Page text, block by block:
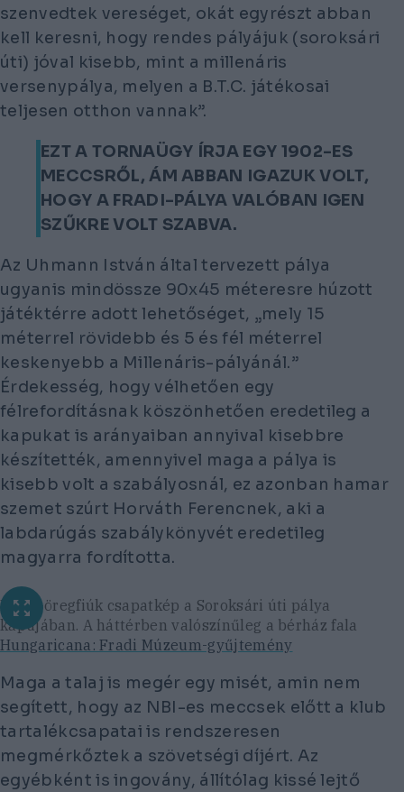
szenvedtek vereséget, okát egyrészt abban
kell keresni, hogy rendes pályájuk (soroksári
úti) jóval kisebb, mint a millenáris
versenypálya, melyen a B.T.C. játékosai
teljesen otthon vannak”.
EZT A TORNAÜGY ÍRJA EGY 1902-ES
MECCSRŐL, ÁM ABBAN IGAZUK VOLT,
HOGY A FRADI-PÁLYA VALÓBAN IGEN
SZŰKRE VOLT SZABVA.
Az Uhmann István által tervezett pálya
ugyanis mindössze 90x45 méteresre húzott
játéktérre adott lehetőséget, „mely 15
méterrel rövidebb és 5 és fél méterrel
keskenyebb a Millenáris-pályánál.”
Érdekesség, hogy vélhetően egy
félrefordításnak köszönhetően eredetileg a
kapukat is arányaiban annyival kisebbre
készítették, amennyivel maga a pálya is
kisebb volt a szabályosnál, ez azonban hamar
szemet szúrt Horváth Ferencnek, aki a
labdarúgás szabálykönyvét eredetileg
magyarra fordította.
Fradi-öregfiúk csapatkép a Soroksári úti pálya
kapujában. A háttérben valószínűleg a bérház fala
Hungaricana: Fradi Múzeum-gyűjtemény
Maga a talaj is megér egy misét, amin nem
segített, hogy az NBI-es meccsek előtt a klub
tartalékcsapatai is rendszeresen
megmérkőztek a szövetségi díjért. Az
egyébként is ingovány, állítólag kissé lejtő